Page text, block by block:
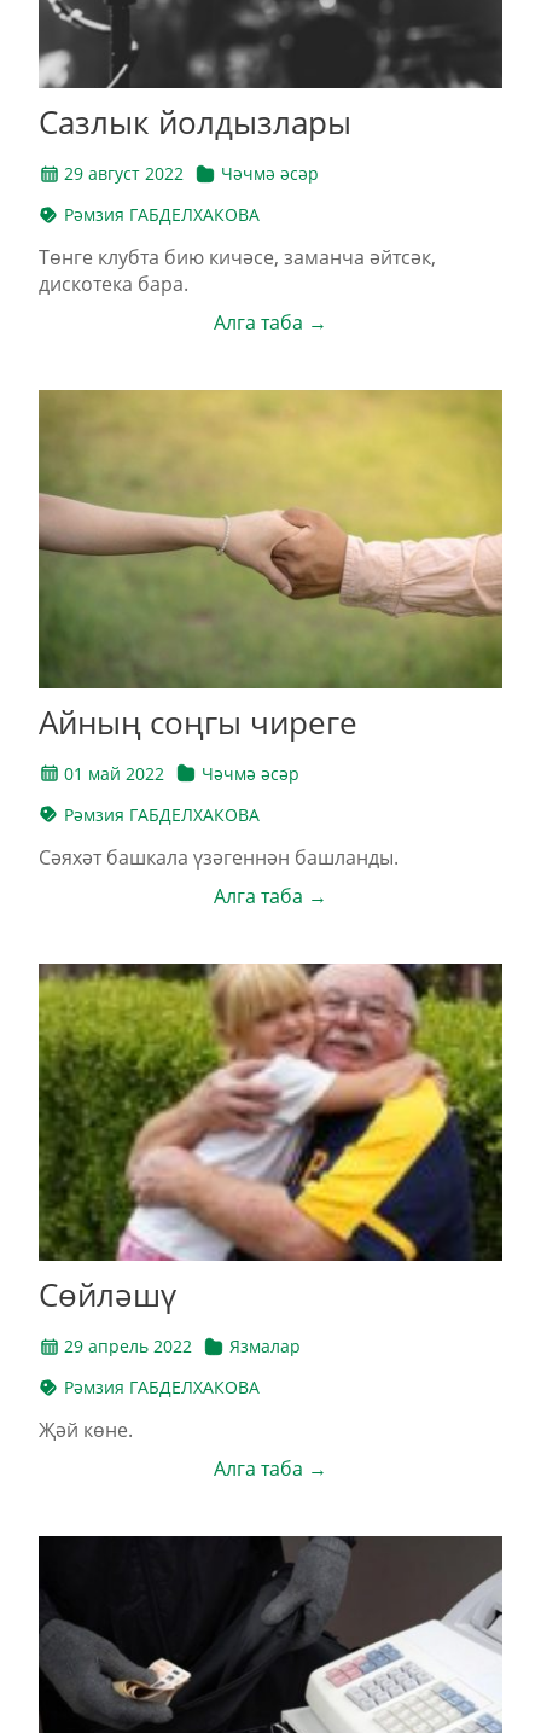
Сазлык йолдызлары
29 август 2022
Чәчмә әсәр
Рәмзия ГАБДЕЛХАКОВА
Төнге клубта бию кичәсе, заманча әйтсәк,
дискотека бара.
Алга таба →
Айның соңгы чиреге
01 май 2022
Чәчмә әсәр
Рәмзия ГАБДЕЛХАКОВА
Сәяхәт башкала үзәгеннән башланды.
Алга таба →
Сөйләшү
29 апрель 2022
Язмалар
Рәмзия ГАБДЕЛХАКОВА
Җәй көне.
Алга таба →